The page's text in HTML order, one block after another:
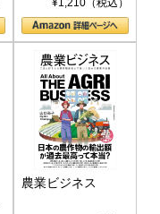
¥1,210（税込）
農業ビジネス